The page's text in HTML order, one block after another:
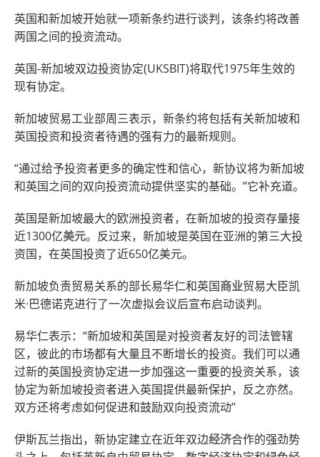
英国和新加坡开始就一项新条约进行谈判，该条约将改善
两国之间的投资流动。
英国-新加坡双边投资协定(UKSBIT)将取代1975年生效的
现有协定。
新加坡贸易工业部周三表示，新条约将包括有关新加坡和
英国投资和投资者待遇的强有力的最新规则。
“通过给予投资者更多的确定性和信心，新协议将为新加坡
和英国之间的双向投资流动提供坚实的基础。”它补充道。
英国是新加坡最大的欧洲投资者，在新加坡的投资存量接
近1300亿美元。反过来，新加坡是英国在亚洲的第三大投
资国，在英国投资了近650亿美元。
新加坡负责贸易关系的部长易华仁和英国商业贸易大臣凯
米·巴德诺克进行了一次虚拟会议后宣布启动谈判。
易华仁表示：“新加坡和英国是对投资者友好的司法管辖
区，彼此的市场都有大量且不断增长的投资。我们可以通
过新的英国投资协定进一步加强这一重要的投资关系，该
协定为新加坡投资者进入英国提供最新保护，反之亦然。
双方还将考虑如何促进和鼓励双向投资流动”
伊斯瓦兰指出，新协定建立在近年双边经济合作的强劲势